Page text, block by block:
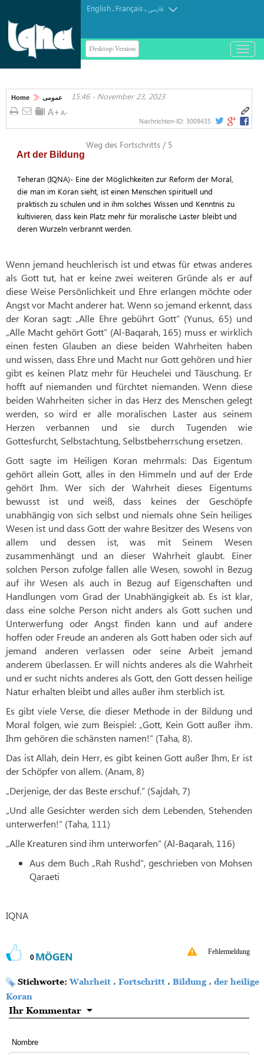
English. Français.فارسی
Desktop-Version
باز
و
کردن
Home عمومی 15:46 - November 23, 2023
Nachrichten-ID: 3009435
Weg des Fortschritts / 5
Art der Bildung
Teheran (IQNA)- Eine der Möglichkeiten zur Reform der Moral,
die man im Koran sieht, ist einen Menschen spirituell und
praktisch zu schulen und in ihm solches Wissen und Kenntnis zu
kultivieren, dass kein Platz mehr für moralische Laster bleibt und
deren Wurzeln verbrannt werden.
Wenn jemand heuchlerisch ist und etwas für etwas anderes
als Gott tut, hat er keine zwei weiteren Gründe als er auf
diese Weise Persönlichkeit und Ehre erlangen möchte oder
Angst vor Macht anderer hat. Wenn so jemand erkennt, dass
der Koran sagt: „Alle Ehre gebührt Gott“ (Yunus, 65) und
„Alle Macht gehört Gott“ (Al-Baqarah, 165) muss er wirklich
einen festen Glauben an diese beiden Wahrheiten haben
und wissen, dass Ehre und Macht nur Gott gehören und hier
gibt es keinen Platz mehr für Heuchelei und Täuschung. Er
hofft auf niemanden und fürchtet niemanden. Wenn diese
beiden Wahrheiten sicher in das Herz des Menschen gelegt
werden, so wird er alle moralischen Laster aus seinem
Herzen verbannen und sie durch Tugenden wie
Gottesfurcht, Selbstachtung, Selbstbeherrschung ersetzen.
Gott sagte im Heiligen Koran mehrmals: Das Eigentum
gehört allein Gott, alles in den Himmeln und auf der Erde
gehört Ihm. Wer sich der Wahrheit dieses Eigentums
bewusst ist und weiß, dass keines der Geschöpfe
unabhängig von sich selbst und niemals ohne Sein heiliges
Wesen ist und dass Gott der wahre Besitzer des Wesens von
allem und dessen ist, was mit Seinem Wesen
zusammenhängt und an dieser Wahrheit glaubt. Einer
solchen Person zufolge fallen alle Wesen, sowohl in Bezug
auf ihr Wesen als auch in Bezug auf Eigenschaften und
Handlungen vom Grad der Unabhängigkeit ab. Es ist klar,
dass eine solche Person nicht anders als Gott suchen und
Unterwerfung oder Angst finden kann und auf andere
hoffen oder Freude an anderen als Gott haben oder sich auf
jemand anderen verlassen oder seine Arbeit jemand
anderem überlassen. Er will nichts anderes als die Wahrheit
und er sucht nichts anderes als Gott, den Gott dessen heilige
Natur erhalten bleibt und alles außer ihm sterblich ist.
Es gibt viele Verse, die dieser Methode in der Bildung und
Moral folgen, wie zum Beispiel: „Gott, Kein Gott außer ihm.
Ihm gehören die schänsten namen!“ (Taha, 8).
Das ist Allah, dein Herr, es gibt keinen Gott außer Ihm, Er ist
der Schöpfer von allem. (Anam, 8)
„Derjenige, der das Beste erschuf.“ (Sajdah, 7)
„Und alle Gesichter werden sich dem Lebenden, Stehenden
unterwerfen!“ (Taha, 111)
„Alle Kreaturen sind ihm unterworfen“ (Al-Baqarah, 116)
Aus dem Buch „Rah Rushd“, geschrieben von Mohsen
Qaraeti
IQNA
0 MÖGEN Fehlermeldung
Stichworte:Wahrheit ، Fortschritt ، Bildung ، der heilige
Koran
Ihr Kommentar
Nombre